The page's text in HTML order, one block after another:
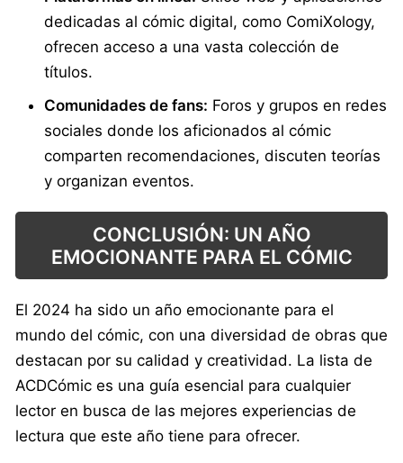
dedicadas al cómic digital, como ComiXology,
ofrecen acceso a una vasta colección de
títulos.
Comunidades de fans: Foros y grupos en redes
sociales donde los aficionados al cómic
comparten recomendaciones, discuten teorías
y organizan eventos.
CONCLUSIÓN: UN AÑO
EMOCIONANTE PARA EL CÓMIC
El 2024 ha sido un año emocionante para el
mundo del cómic, con una diversidad de obras que
destacan por su calidad y creatividad. La lista de
ACDCómic es una guía esencial para cualquier
lector en busca de las mejores experiencias de
lectura que este año tiene para ofrecer.